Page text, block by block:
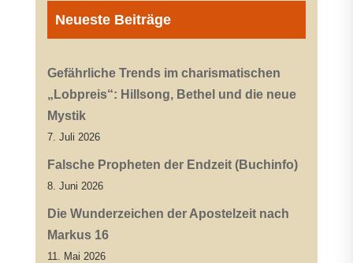
Neueste Beiträge
Gefährliche Trends im charismatischen
„Lobpreis“: Hillsong, Bethel und die neue
Mystik
7. Juli 2026
Falsche Propheten der Endzeit (Buchinfo)
8. Juni 2026
Die Wunderzeichen der Apostelzeit nach
Markus 16
11. Mai 2026